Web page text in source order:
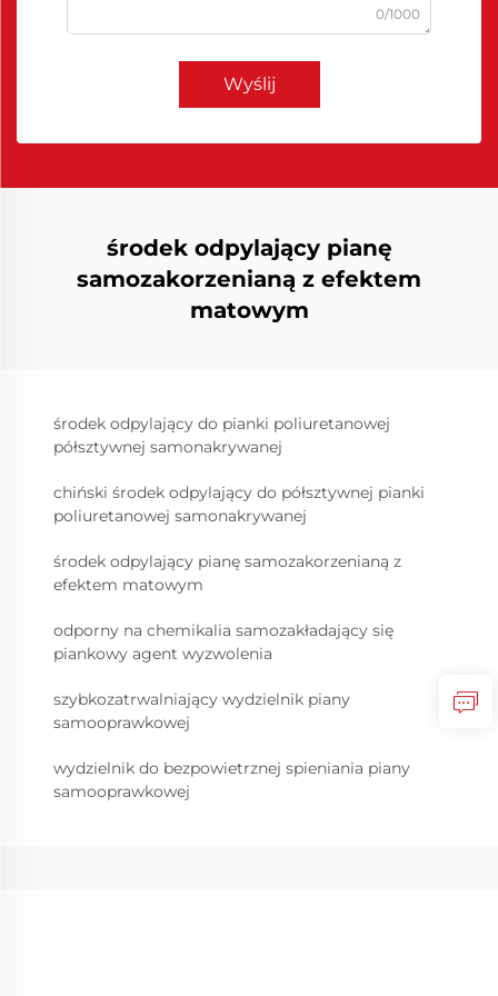
0/1000
Wyślij
środek odpylający pianę
samozakorzenianą z efektem
matowym
środek odpylający do pianki poliuretanowej
półsztywnej samonakrywanej
chiński środek odpylający do półsztywnej pianki
poliuretanowej samonakrywanej
środek odpylający pianę samozakorzenianą z
efektem matowym
odporny na chemikalia samozakładający się
piankowy agent wyzwolenia
szybkozatrwalniający wydzielnik piany
samooprawkowej
wydzielnik do bezpowietrznej spieniania piany
samooprawkowej